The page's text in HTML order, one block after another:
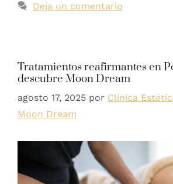
Deja un comentario
Tratamientos reafirmantes en
descubre Moon Dream
agosto 17, 2025 por Clínica
Moon Dream